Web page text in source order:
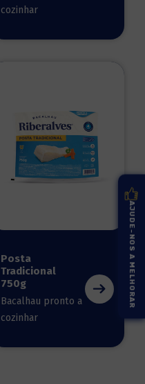
cozinhar
Posta
Tradicional
750g
Bacalhau pronto a
cozinhar
AJUDE-NOS A MELHORAR